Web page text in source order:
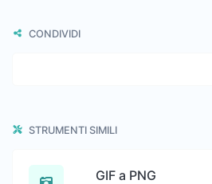
CONDIVIDI
STRUMENTI SIMILI
GIF a PNG